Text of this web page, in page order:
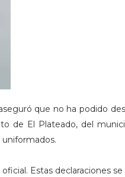
que no ha podido
de El Plateado, del
uniformados.
Estas declaraciones